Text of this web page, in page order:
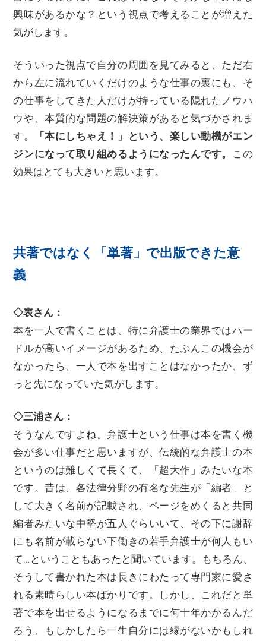
興味があるかな？という視点で考えることが増えた
気がします。
そういった視点で自分の周囲を見てみると、ただ右
から左に流れていくだけのような仕事の裏にも、そ
の仕事をしてきた人だけが持っている隠れたノウハ
ウや、本質的な問題の解決策があると気づかされま
す。
「本にしちゃえ！」という、楽しい動機がエン
ジンになって取り組めるようになったんです。 この
効果はとても大きいと思います。
共著ではなく「単著」で出版できた意
義
◇表さん：
本を一人で書くことは、特に弁護士の業界ではハー
ドルが高いイメージがあるため、たぶんこの機会が
なかったら、一人で本を出すことはなかったか、ず
っと先になっていた気がします。
◇三浦さん：
そうなんですよね。弁護士という仕事は本を書く機
会が多い仕事だと思いますが、伝統的な弁護士の本
というのは難しくて長くて、「超大作」みたいな本
です。昔は、各法律分野の有名な先生が「編者」と
して大きく名前が記載され、ページをめくると共同
編者みたいな中堅が五人ぐらいいて、その下に謝辞
にも名前が載らない下働きの若手弁護士が何人もい
て…ということもあったと聞いています。もちろん、
そうして書かれた本は長きにわたって専門家に愛さ
れる素晴らしい本ばかりです。しかし、これだと単
著で本を出せるようになるまでに何十年かかるんだ
ろう、もしかしたら一生自分には縁がないかもしれ